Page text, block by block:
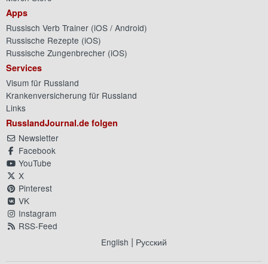
Apps
Russisch Verb Trainer (iOS / Android)
Russische Rezepte (iOS)
Russische Zungenbrecher (iOS)
Services
Visum für Russland
Krankenversicherung für Russland
Links
RusslandJournal.de folgen
Newsletter
Facebook
YouTube
X
Pinterest
VK
Instagram
RSS-Feed
English | Русский